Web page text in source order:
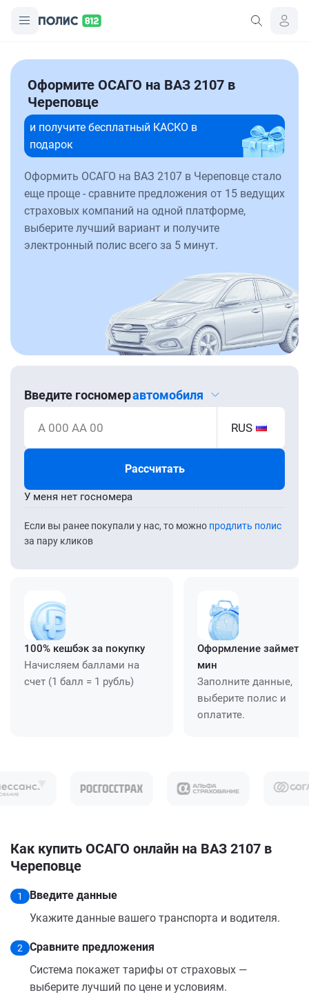
Оформите ОСАГО на ВАЗ 2107 в
Череповце
и получите бесплатный КАСКО в
подарок
Оформить ОСАГО на ВАЗ 2107 в Череповце стало
еще проще - сравните предложения от 15 ведущих
страховых компаний на одной платформе,
выберите лучший вариант и получите
электронный полис всего за 5 минут.
Введите госномеравтомобиля
А 000 АА 00 RUS
Рассчитать
Если вы ранее покупали у нас, то можно продлить полис
за пару кликов
У меня нет госномера
100% кешбэк за покупку
Начисляем баллами на
счет (1 балл = 1 рубль)
Оформление займет
мин
Заполните данные,
выберите полис и
оплатите.
Как купить ОСАГО онлайн на ВАЗ 2107 в
Череповце
1
Введите данные
Укажите данные вашего транспорта и водителя.
2
Сравните предложения
Система покажет тарифы от страховых —
выберите лучший по цене и условиям.